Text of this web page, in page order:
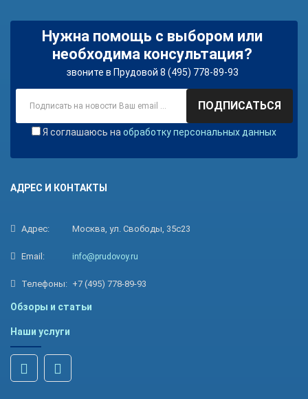
Нужна помощь с выбором или
необходима консультация?
звоните в Прудовой 8 (495) 778-89-93
ПОДПИСАТЬСЯ
Я соглашаюсь на обработку персональных данных
АДРЕС И КОНТАКТЫ
Адрес: Москва, ул. Свободы, 35с23
Email: info@prudovoy.ru
Телефоны: +7 (495) 778-89-93
Обзоры и статьи
Наши услуги